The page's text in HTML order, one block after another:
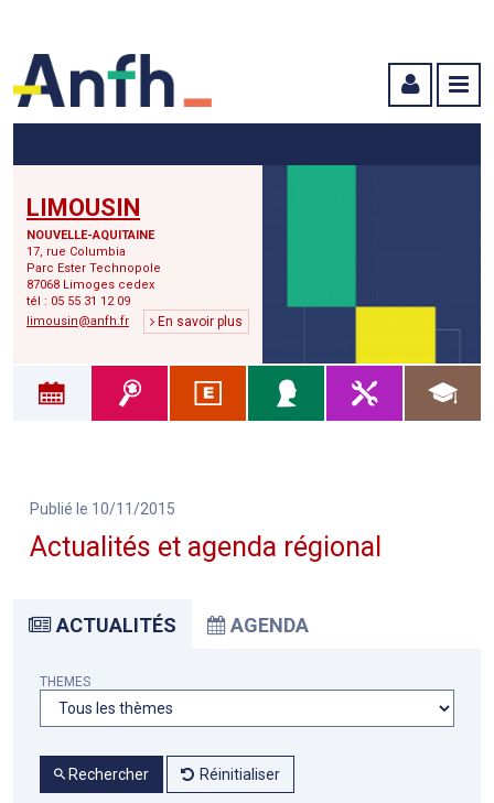
LIMOUSIN
NOUVELLE-AQUITAINE
17, rue Columbia
Parc Ester Technopole
87068 Limoges cedex
tél : 05 55 31 12 09
limousin@anfh.fr
En savoir plus
Publié le 10/11/2015
Actualités et agenda régional
ACTUALITÉS AGENDA
THEMES
Rechercher Réinitialiser